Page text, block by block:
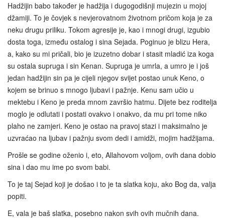
Hadžijin babo također je hadžija i dugogodišnji mujezin u mojoj
džamiji. To je čovjek s nevjerovatnom životnom pričom koja je za
neku drugu priliku. Tokom agresije je, kao i mnogi drugi, izgubio
dosta toga, između ostalog i sina Sejada. Poginuo je blizu Hera,
a, kako su mi pričali, bio je izuzetno dobar i stasit mladić iza koga
su ostala supruga i sin Kenan. Supruga je umrla, a umro je i još
jedan hadžijin sin pa je cijeli njegov svijet postao unuk Keno, o
kojem se brinuo s mnogo ljubavi i pažnje. Kenu sam učio u
mektebu i Keno je preda mnom završio hatmu. Dijete bez roditelja
moglo je odlutati i postati ovakvo i onakvo, da mu pri tome niko
plaho ne zamjeri. Keno je ostao na pravoj stazi i maksimalno je
uzvraćao na ljubav i pažnju svom dedi i amidži, mojim hadžijama.
Prošle se godine oženio i, eto, Allahovom voljom, ovih dana dobio
sina i dao mu ime po svom babi.
To je taj Sejad koji je došao i to je ta slatka koju, ako Bog da, valja
popiti.
E, vala je baš slatka, posebno nakon svih ovih mučnih dana.